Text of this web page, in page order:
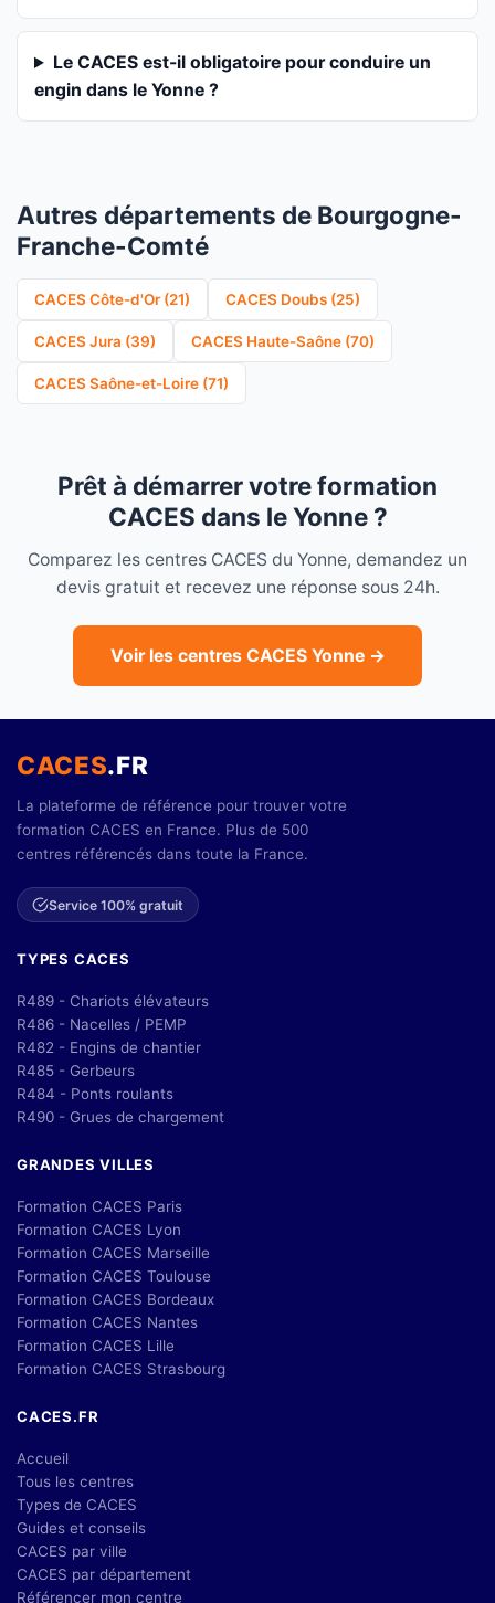
Le CACES est-il obligatoire pour conduire un
engin dans le Yonne ?
Autres départements de Bourgogne-
Franche-Comté
CACES Côte-d'Or (21) CACES Doubs (25)
CACES Jura (39) CACES Haute-Saône (70)
CACES Saône-et-Loire (71)
Prêt à démarrer votre formation
CACES dans le Yonne ?
Comparez les centres CACES du Yonne, demandez un
devis gratuit et recevez une réponse sous 24h.
Voir les centres CACES Yonne →
CACES.FR
La plateforme de référence pour trouver votre
formation CACES en France. Plus de 500
centres référencés dans toute la France.
Service 100% gratuit
TYPES CACES
R489 - Chariots élévateurs
R486 - Nacelles / PEMP
R482 - Engins de chantier
R485 - Gerbeurs
R484 - Ponts roulants
R490 - Grues de chargement
GRANDES VILLES
Formation CACES Paris
Formation CACES Lyon
Formation CACES Marseille
Formation CACES Toulouse
Formation CACES Bordeaux
Formation CACES Nantes
Formation CACES Lille
Formation CACES Strasbourg
CACES.FR
Accueil
Tous les centres
Types de CACES
Guides et conseils
CACES par ville
CACES par département
Référencer mon centre